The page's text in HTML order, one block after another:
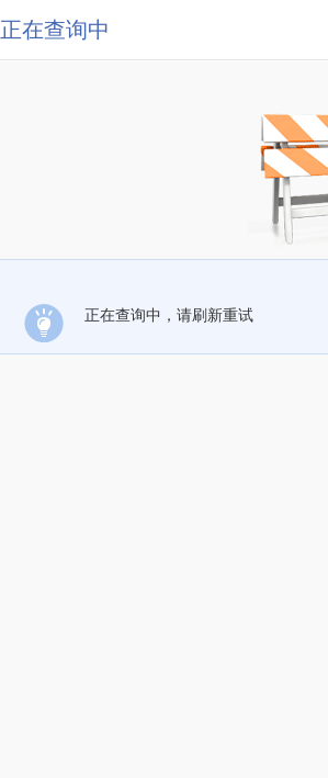
正在查询中
正在查询中，请刷新重试